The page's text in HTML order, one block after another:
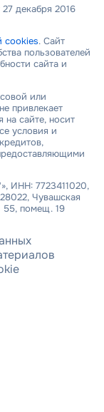
декабря 2016
cookies. Сайт
пользователей
сайта и
или
привлекает
сайте, носит
условия и
ИНН: 7723411020,
Чувашская
55, помещ. 19